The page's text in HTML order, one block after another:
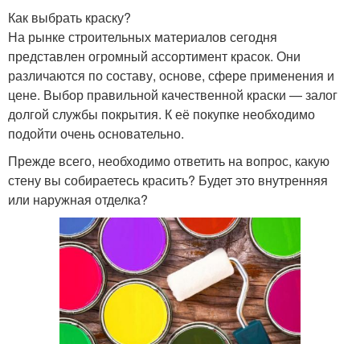
Как выбрать краску?
На рынке строительных материалов сегодня
представлен огромный ассортимент красок. Они
различаются по составу, основе, сфере применения и
цене. Выбор правильной качественной краски — залог
долгой службы покрытия. К её покупке необходимо
подойти очень основательно.
Прежде всего, необходимо ответить на вопрос, какую
стену вы собираетесь красить? Будет это внутренняя
или наружная отделка?